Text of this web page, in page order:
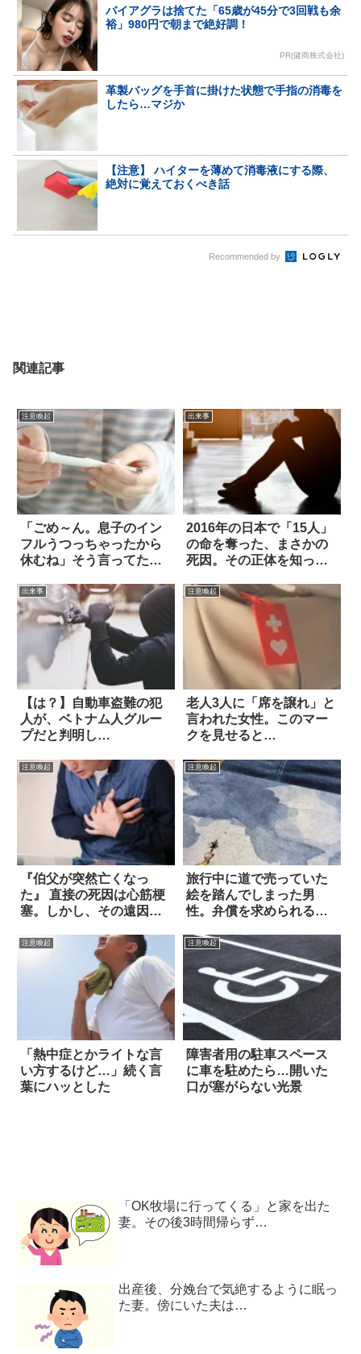
バイアグラは捨てた「65歳が45分で3回戦も余
裕」980円で朝まで絶好調！
PR(健商株式会社)
革製バッグを手首に掛けた状態で手指の消毒を
したら…マジか
【注意】 ハイターを薄めて消毒液にする際、
絶対に覚えておくべき話
Recommended by
関連記事
注意喚起
「ごめ～ん。息子のイン
フルうつっちゃったから
休むね」そう言ってた同
出来事
2016年の日本で「15人」
の命を奪った、まさかの
死因。その正体を知って
出来事
【は？】自動車盗難の犯
人が、ベトナム人グルー
プだと判明し…
注意喚起
老人3人に「席を譲れ」と
言われた女性。このマー
クを見せると…
注意喚起
『伯父が突然亡くなっ
た』 直接の死因は心筋梗
塞。しかし、その遠因は
注意喚起
旅行中に道で売っていた
絵を踏んでしまった男
性。弁償を求められる
注意喚起
「熱中症とかライトな言
い方するけど…」続く言
葉にハッとした
注意喚起
障害者用の駐車スペース
に車を駐めたら…開いた
口が塞がらない光景
「OK牧場に行ってくる」と家を出た
妻。その後3時間帰らず…
出産後、分娩台で気絶するように眠っ
た妻。傍にいた夫は…